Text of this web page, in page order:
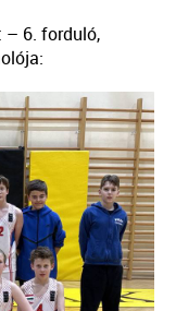
– 6. forduló,